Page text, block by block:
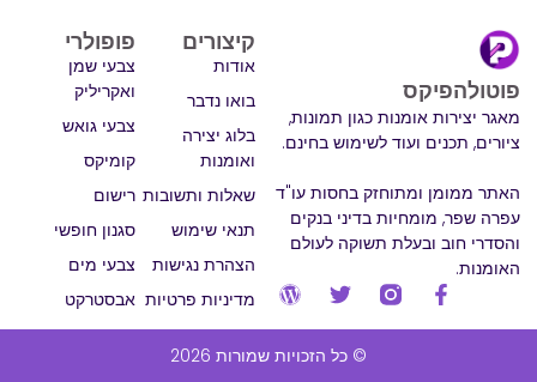
פוטולהפיקס
מאגר יצירות אומנות כגון תמונות,
ציורים, תכנים ועוד לשימוש בחינם.
האתר ממומן ומתוחזק בחסות עו"ד
עפרה שפר, מומחיות בדיני בנקים
והסדרי חוב ובעלת תשוקה לעולם
האומנות.
קיצורים
אודות
בואו נדבר
בלוג יצירה
ואומנות
שאלות ותשובות
תנאי שימוש
הצהרת נגישות
מדיניות פרטיות
פופולרי
צבעי שמן
ואקריליק
צבעי גואש
קומיקס
רישום
סגנון חופשי
צבעי מים
אבסטרקט
© כל הזכויות שמורות 2026